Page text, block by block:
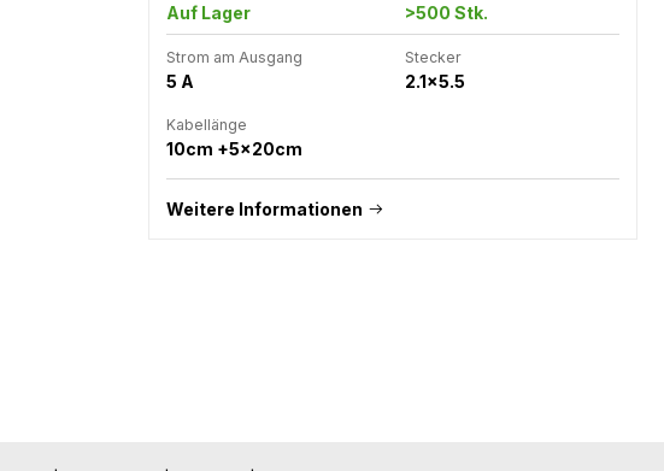
Auf Lager >500 Stk.
Strom am Ausgang
5 A
Stecker
2.1x5.5
Kabellänge
10cm +5x20cm
Weitere Informationen